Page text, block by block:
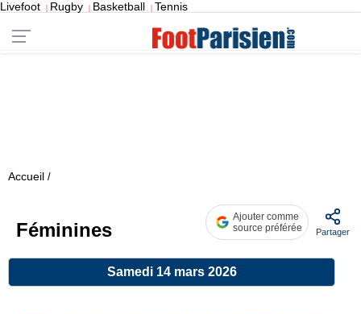
Livefoot | Rugby | Basketball | Tennis
Accueil /
Féminines
Ajouter comme
source préférée
Partager
Samedi 14 mars 2026